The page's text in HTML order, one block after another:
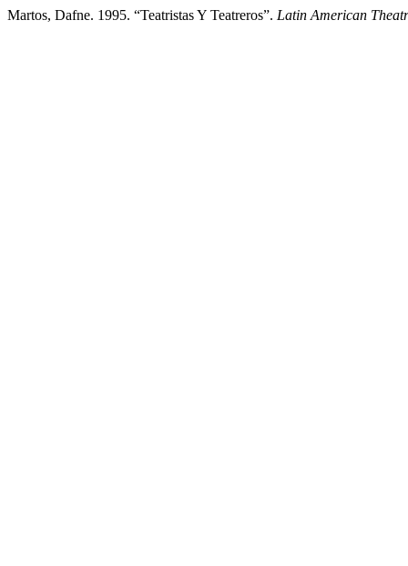
Martos, Dafne. 1995. “Teatristas Y Teatreros”. Latin American